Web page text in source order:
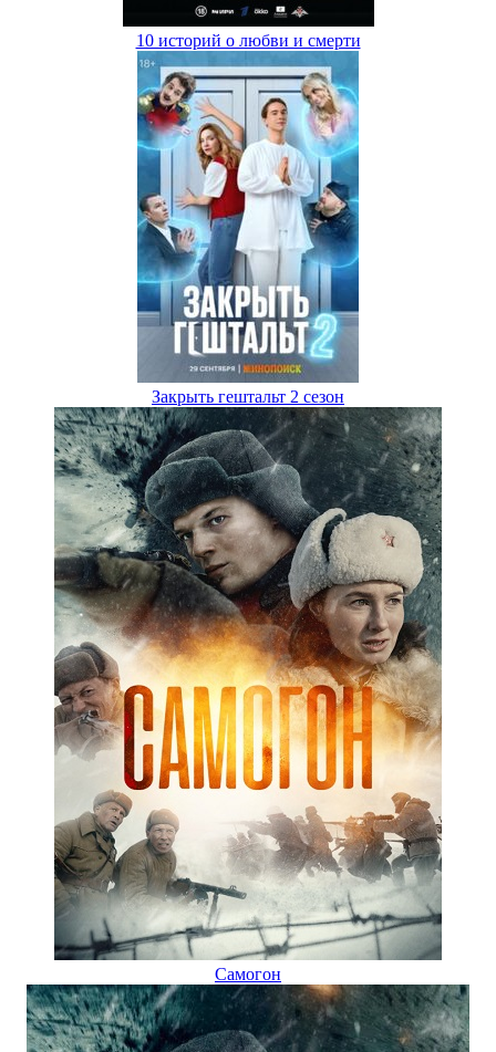
10 историй о любви и смерти
Закрыть гештальт 2 сезон
Самогон